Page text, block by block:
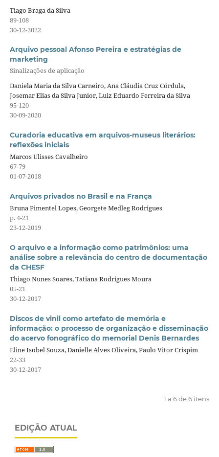
Tiago Braga da Silva
89-108
30-12-2022
Arquivo pessoal Afonso Pereira e estratégias de
marketing
Sinalizações de aplicação
Daniela Maria da Silva Carneiro, Ana Cláudia Cruz Córdula,
Josemar Elias da Silva Junior, Luiz Eduardo Ferreira da Silva
95-120
30-09-2020
Curadoria educativa em arquivos-museus literários:
reflexões iniciais
Marcos Ulisses Cavalheiro
67-79
01-07-2018
Arquivos privados no Brasil e na França
Bruna Pimentel Lopes, Georgete Medleg Rodrigues
p. 4-21
23-12-2019
O arquivo e a informação como patrimônios: uma
análise sobre a relevância do centro de documentação
da CHESF
Thiago Nunes Soares, Tatiana Rodrigues Moura
05-21
30-12-2017
Discos de vinil como artefato de memória e
informação: o processo de organização e disseminação
do acervo fonográfico do memorial Denis Bernardes
Eline Isobel Souza, Danielle Alves Oliveira, Paulo Vitor Crispim
22-33
30-12-2017
1 a 6 de 6 itens
EDIÇÃO ATUAL